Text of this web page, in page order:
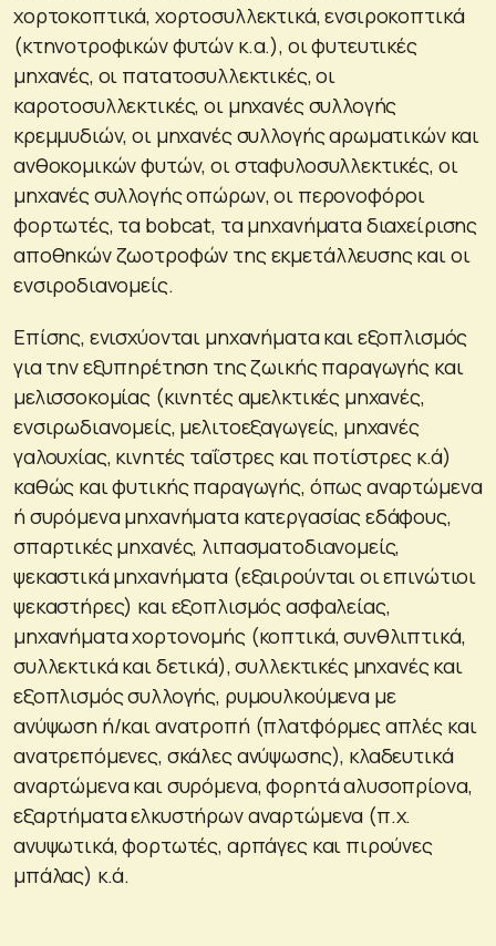
χορτοκοπτικά, χορτοσυλλεκτικά, ενσιροκοπτικά
(κτηνοτροφικών φυτών κ.α.), οι φυτευτικές
μηχανές, οι πατατοσυλλεκτικές, οι
καροτοσυλλεκτικές, οι μηχανές συλλογής
κρεμμυδιών, οι μηχανές συλλογής αρωματικών και
ανθοκομικών φυτών, οι σταφυλοσυλλεκτικές, οι
μηχανές συλλογής οπώρων, οι περονοφόροι
φορτωτές, τα bobcat, τα μηχανήματα διαχείρισης
αποθηκών ζωοτροφών της εκμετάλλευσης και οι
ενσιροδιανομείς.
Επίσης, ενισχύονται μηχανήματα και εξοπλισμός
για την εξυπηρέτηση της ζωικής παραγωγής και
μελισσοκομίας (κινητές αμελκτικές μηχανές,
ενσιρωδιανομείς, μελιτοεξαγωγείς, μηχανές
γαλουχίας, κινητές ταΐστρες και ποτίστρες κ.ά)
καθώς και φυτικής παραγωγής, όπως αναρτώμενα
ή συρόμενα μηχανήματα κατεργασίας εδάφους,
σπαρτικές μηχανές, λιπασματοδιανομείς,
ψεκαστικά μηχανήματα (εξαιρούνται οι επινώτιοι
ψεκαστήρες) και εξοπλισμός ασφαλείας,
μηχανήματα χορτονομής (κοπτικά, συνθλιπτικά,
συλλεκτικά και δετικά), συλλεκτικές μηχανές και
εξοπλισμός συλλογής, ρυμουλκούμενα με
ανύψωση ή/και ανατροπή (πλατφόρμες απλές και
ανατρεπόμενες, σκάλες ανύψωσης), κλαδευτικά
αναρτώμενα και συρόμενα, φορητά αλυσοπρίονα,
εξαρτήματα ελκυστήρων αναρτώμενα (π.χ.
ανυψωτικά, φορτωτές, αρπάγες και πιρούνες
μπάλας) κ.ά.